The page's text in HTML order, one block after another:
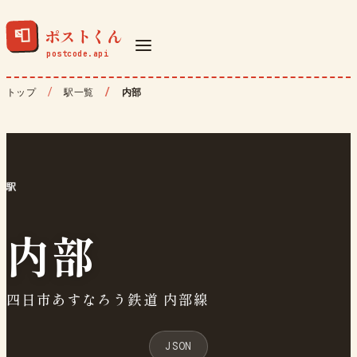
📮 ポストくん
トップ 駅一覧 内部
駅
内部
四日市あすなろう鉄道 内部線
JSON